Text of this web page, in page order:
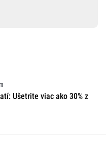
Ušetrite viac ako 30% z